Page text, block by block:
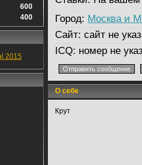
600
400
2015
Город: Москва и
Сайт: сайт не
ICQ: номер не
О себе
Крут